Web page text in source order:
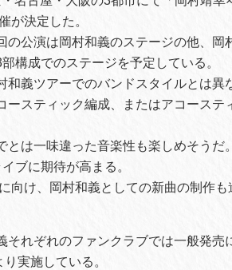
が決定した。
の公演は岡村和義のステージの他、岡
構成でのステージを予定している。
和義ツアーでのバンドスタイルとは異
ースティック編成、またはアコーステ
とは一味違った音楽性も楽しめそうだ。
ブに期待が高まる。
向け、岡村和義としての新曲の制作
それぞれのファンクラブでは一般発売
実施している。